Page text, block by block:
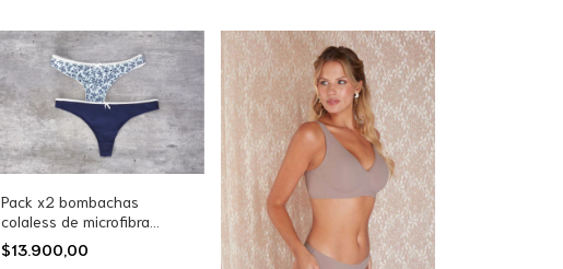
Pack x2 bombachas
colaless de microfibra
estampada (13301)
$13.900,00